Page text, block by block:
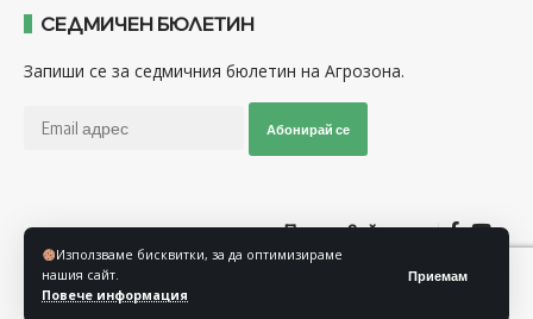
Използваме бисквитки, за да оптимизираме
нашия сайт.
Повече информация
Приемам
СЕДМИЧЕН БЮЛЕТИН
Запиши се за седмичния бюлетин на Агрозона.
Абонирай се
Последвайте ни
Общи условия
Политика за използване на “Бисквитки”